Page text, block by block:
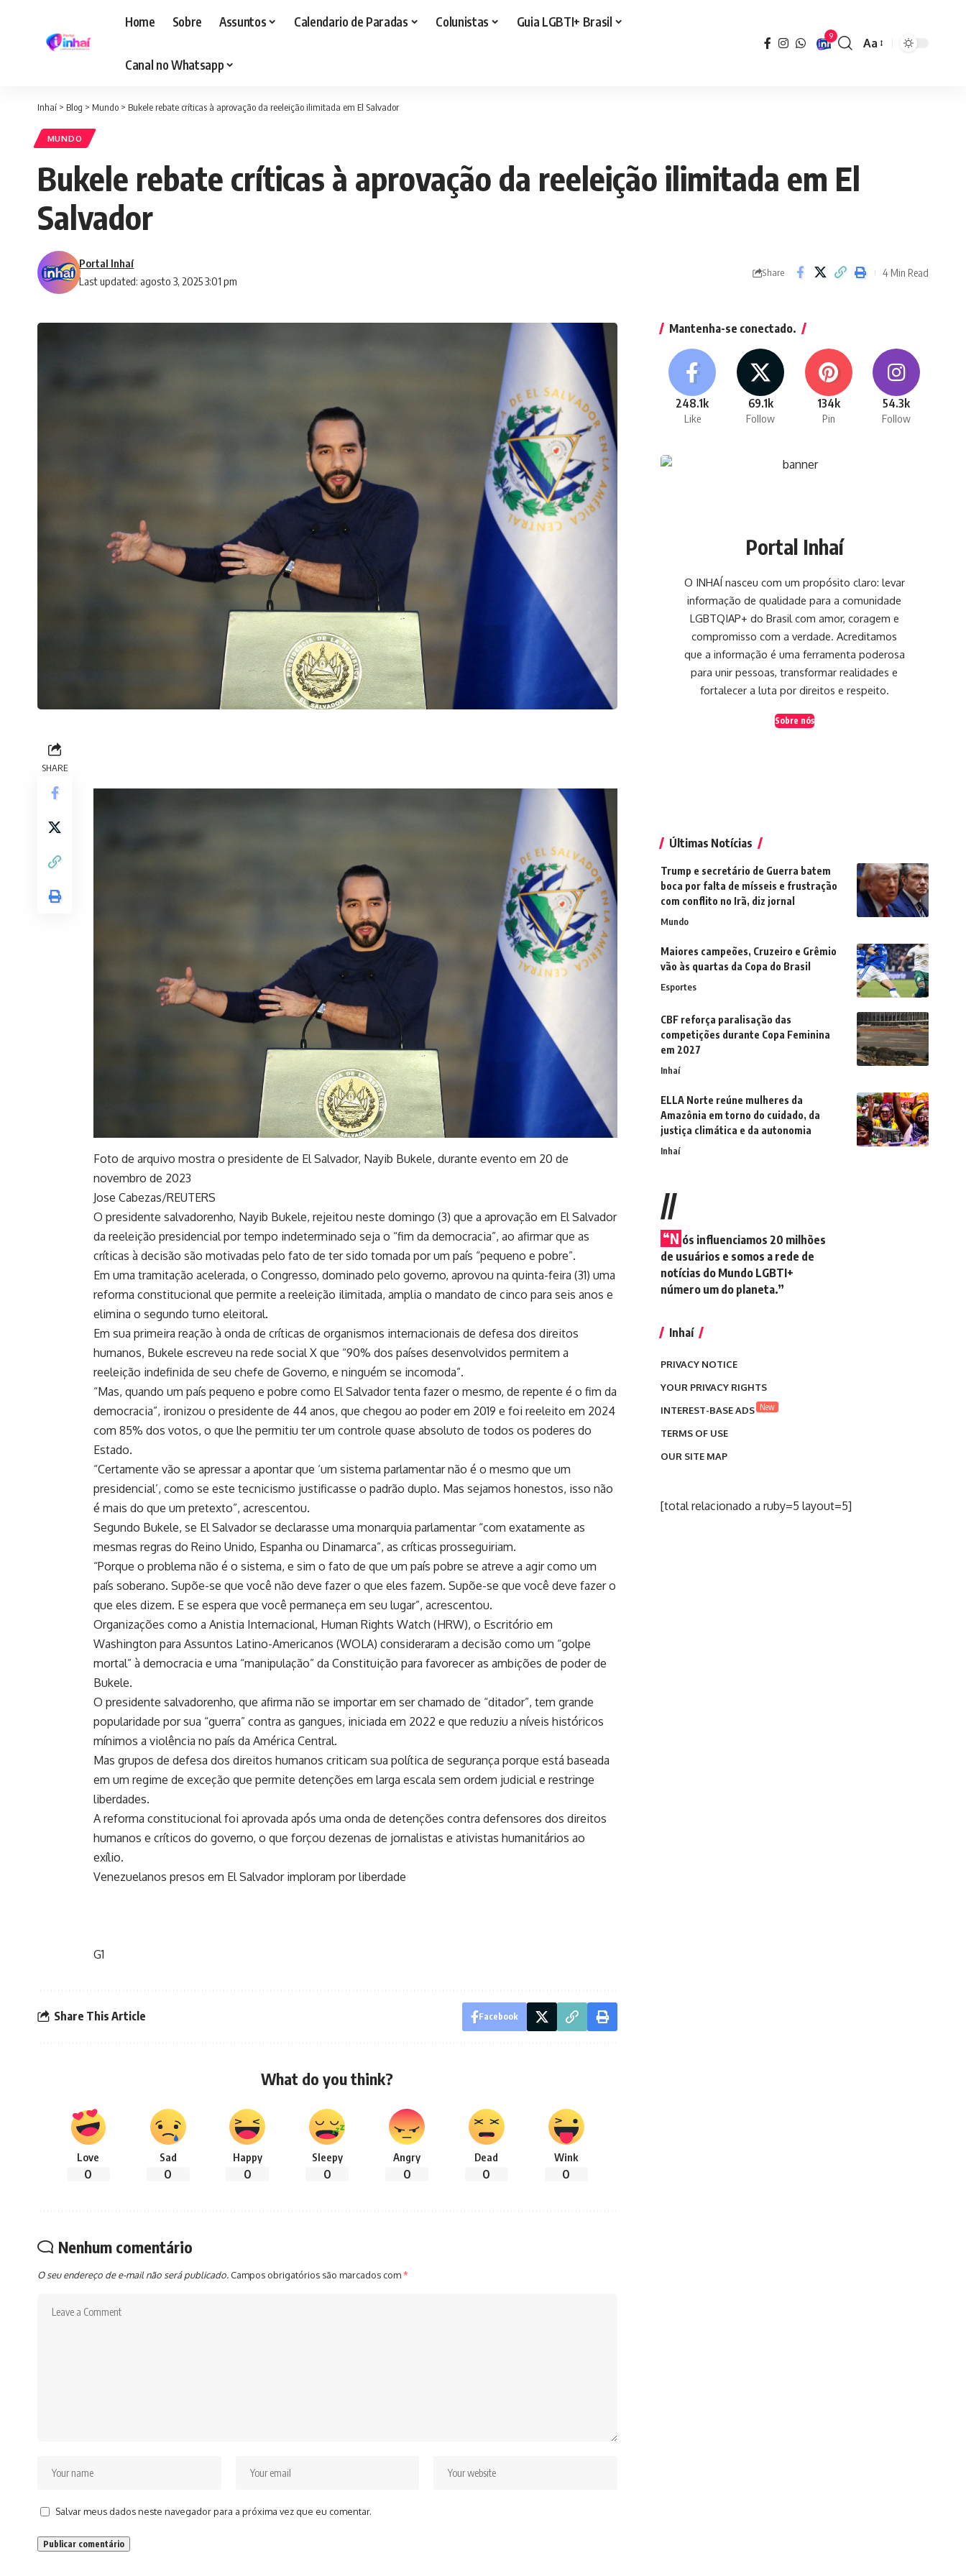
Home Sobre Assuntos Calendario de Paradas Colunistas Guia LGBTI+ Brasil
Canal no Whatsapp
9
Font
Aa
Inhaí > Blog > Mundo > Bukele rebate críticas à aprovação da reeleição ilimitada em El Salvador
MUNDO
Bukele rebate críticas à aprovação da reeleição ilimitada em El
Salvador
Last updated: agosto 3, 2025 3:01 pm
Portal Inhaí
Share 4 Min Read
SHARE
Foto de arquivo mostra o presidente de El Salvador, Nayib Bukele, durante evento em 20 de
novembro de 2023
Jose Cabezas/REUTERS
O presidente salvadorenho, Nayib Bukele, rejeitou neste domingo (3) que a aprovação em El Salvador
da reeleição presidencial por tempo indeterminado seja o “fim da democracia”, ao afirmar que as
críticas à decisão são motivadas pelo fato de ter sido tomada por um país “pequeno e pobre”.
Em uma tramitação acelerada, o Congresso, dominado pelo governo, aprovou na quinta-feira (31) uma
reforma constitucional que permite a reeleição ilimitada, amplia o mandato de cinco para seis anos e
elimina o segundo turno eleitoral.
Em sua primeira reação à onda de críticas de organismos internacionais de defesa dos direitos
humanos, Bukele escreveu na rede social X que “90% dos países desenvolvidos permitem a
reeleição indefinida de seu chefe de Governo, e ninguém se incomoda”.
“Mas, quando um país pequeno e pobre como El Salvador tenta fazer o mesmo, de repente é o fim da
democracia”, ironizou o presidente de 44 anos, que chegou ao poder em 2019 e foi reeleito em 2024
com 85% dos votos, o que lhe permitiu ter um controle quase absoluto de todos os poderes do
Estado.
“Certamente vão se apressar a apontar que ‘um sistema parlamentar não é o mesmo que um
presidencial’, como se este tecnicismo justificasse o padrão duplo. Mas sejamos honestos, isso não
é mais do que um pretexto”, acrescentou.
Segundo Bukele, se El Salvador se declarasse uma monarquia parlamentar “com exatamente as
mesmas regras do Reino Unido, Espanha ou Dinamarca”, as críticas prosseguiriam.
“Porque o problema não é o sistema, e sim o fato de que um país pobre se atreve a agir como um
país soberano. Supõe-se que você não deve fazer o que eles fazem. Supõe-se que você deve fazer o
que eles dizem. E se espera que você permaneça em seu lugar”, acrescentou.
Organizações como a Anistia Internacional, Human Rights Watch (HRW), o Escritório em
Washington para Assuntos Latino-Americanos (WOLA) consideraram a decisão como um “golpe
mortal” à democracia e uma “manipulação” da Constituição para favorecer as ambições de poder de
Bukele.
O presidente salvadorenho, que afirma não se importar em ser chamado de “ditador”, tem grande
popularidade por sua “guerra” contra as gangues, iniciada em 2022 e que reduziu a níveis históricos
mínimos a violência no país da América Central.
Mas grupos de defesa dos direitos humanos criticam sua política de segurança porque está baseada
em um regime de exceção que permite detenções em larga escala sem ordem judicial e restringe
liberdades.
A reforma constitucional foi aprovada após uma onda de detenções contra defensores dos direitos
humanos e críticos do governo, o que forçou dezenas de jornalistas e ativistas humanitários ao
exílio.
Venezuelanos presos em El Salvador imploram por liberdade
G1
Share This Article Facebook
What do you think?
Love
0
Sad
0
Happy
0
Sleepy
0
Angry
0
Dead
0
Wink
0
Nenhum comentário
O seu endereço de e-mail não será publicado. Campos obrigatórios são marcados com*
Salvar meus dados neste navegador para a próxima vez que eu comentar.
Mantenha-se conectado.
248.1k
Like
69.1k
Follow
134k
Pin
54.3k
Follow
Portal Inhaí
O INHAÍ nasceu com um propósito claro: levar
informação de qualidade para a comunidade
LGBTQIAP+ do Brasil com amor, coragem e
compromisso com a verdade. Acreditamos
que a informação é uma ferramenta poderosa
para unir pessoas, transformar realidades e
fortalecer a luta por direitos e respeito.
Sobre nós
Últimas Notícias
Trump e secretário de Guerra batem
boca por falta de mísseis e frustração
com conflito no Irã, diz jornal
Mundo
Maiores campeões, Cruzeiro e Grêmio
vão às quartas da Copa do Brasil
Esportes
CBF reforça paralisação das
competições durante Copa Feminina
em 2027
Inhaí
ELLA Norte reúne mulheres da
Amazônia em torno do cuidado, da
justiça climática e da autonomia
Inhaí
//
“N ós influenciamos 20 milhões
de usuários e somos a rede de
notícias do Mundo LGBTI+
número um do planeta.”
Inhaí
PRIVACY NOTICE
YOUR PRIVACY RIGHTS
INTEREST-BASE ADS New
TERMS OF USE
OUR SITE MAP
[total relacionado a ruby=5 layout=5]